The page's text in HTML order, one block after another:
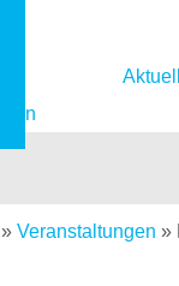
»Veranstaltungen »